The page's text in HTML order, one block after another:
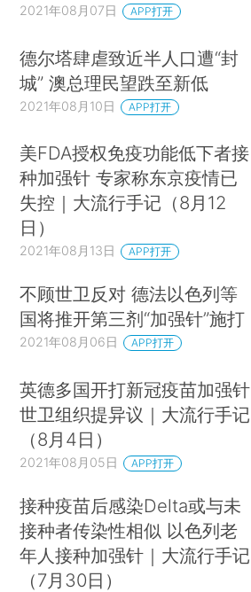
2021年08月07日 APP打开
德尔塔肆虐致近半人口遭“封
城” 澳总理民望跌至新低
2021年08月10日 APP打开
美FDA授权免疫功能低下者接
种加强针 专家称东京疫情已
失控｜大流行手记（8月12
日）
2021年08月13日 APP打开
不顾世卫反对 德法以色列等
国将推开第三剂“加强针”施打
2021年08月06日 APP打开
英德多国开打新冠疫苗加强针
世卫组织提异议｜大流行手记
（8月4日）
2021年08月05日 APP打开
接种疫苗后感染Delta或与未
接种者传染性相似 以色列老
年人接种加强针｜大流行手记
（7月30日）